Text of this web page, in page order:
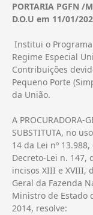
PORTARIA PGFN /
D.O.U em 11/01/
Institui o
Regime Especial
Contribuições
Pequeno Porte
da União.
A PROCURADORA-
SUBSTITUTA, no
14 da Lei nº
Decreto-Lei n. 147,
incisos XIII e XVIII,
Geral da Fazenda
Ministro de Estado
2014, resolve: